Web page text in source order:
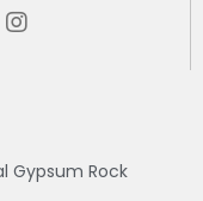
Gypsum Rock